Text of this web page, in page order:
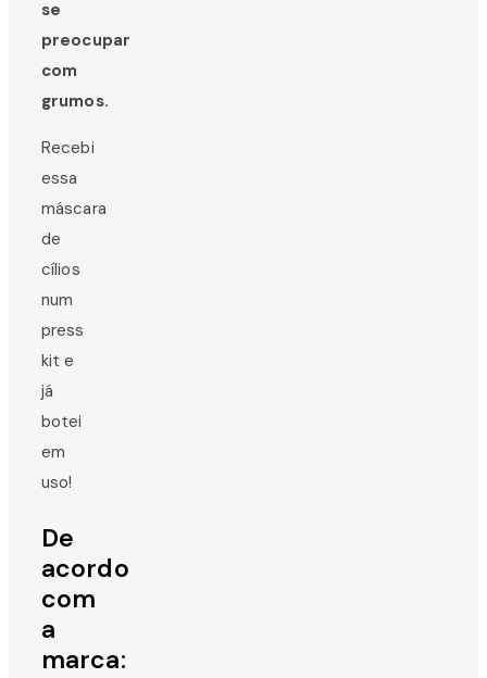
se
preocupar
com
grumos.
Recebi
essa
máscara
de
cílios
num
press
kit e
já
botei
em
uso!
De
acordo
com
a
marca: